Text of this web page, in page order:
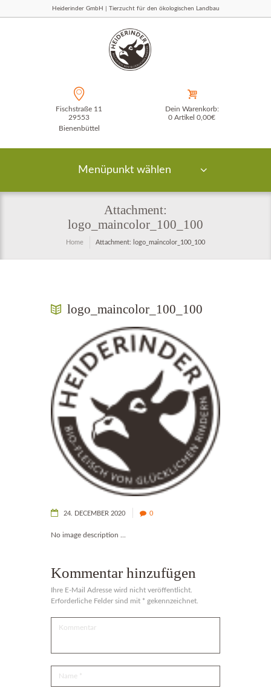
Heiderinder GmbH | Tierzucht für den ökologischen Landbau
Dein Warenkorb:
0 Artikel 0,00€
Fischstraße 11
29553
Bienenbüttel
Menüpunkt wählen
Attachment:
logo_maincolor_100_100
Home Attachment: logo_maincolor_100_100
logo_maincolor_100_100
24. DECEMBER 2020 0
No image description ...
Kommentar hinzufügen
Ihre E-Mail Adresse wird nicht veröffentlicht.
Erforderliche Felder sind mit * gekennzeichnet.